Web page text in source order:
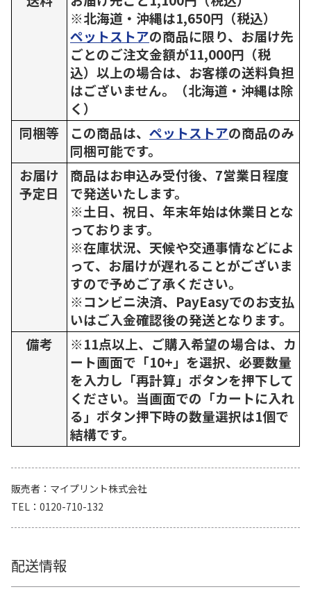
※北海道・沖縄は1,650円（税込）
ペットストアの商品に限り、お届け先
ごとのご注文金額が11,000円（税
込）以上の場合は、お客様の送料負担
はございません。（北海道・沖縄は除
く）
同梱等
この商品は、 ペットストアの商品のみ
同梱可能です。
お届け
予定日
商品はお申込み受付後、7営業日程度
で発送いたします。
※土日、祝日、年末年始は休業日とな
っております。
※在庫状況、天候や交通事情などによ
って、お届けが遅れることがございま
すので予めご了承ください。
※コンビニ決済、PayEasyでのお支払
いはご入金確認後の発送となります。
備考
※11点以上、ご購入希望の場合は、カ
ート画面で「10+」を選択、必要数量
を入力し「再計算」ボタンを押下して
ください。当画面での「カートに入れ
る」ボタン押下時の数量選択は1個で
結構です。
販売者
マイプリント株式会社
TEL
0120-710-132
配送情報